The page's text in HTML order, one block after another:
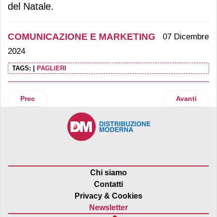
del Natale.
COMUNICAZIONE E MARKETING
07 Dicembre
2024
TAGS: | PAGLIERI
Articolo precedente: Lavazza e Fisher-Price per una
Prec Articolo
Avanti
Chi siamo
Contatti
Privacy & Cookies
Newsletter